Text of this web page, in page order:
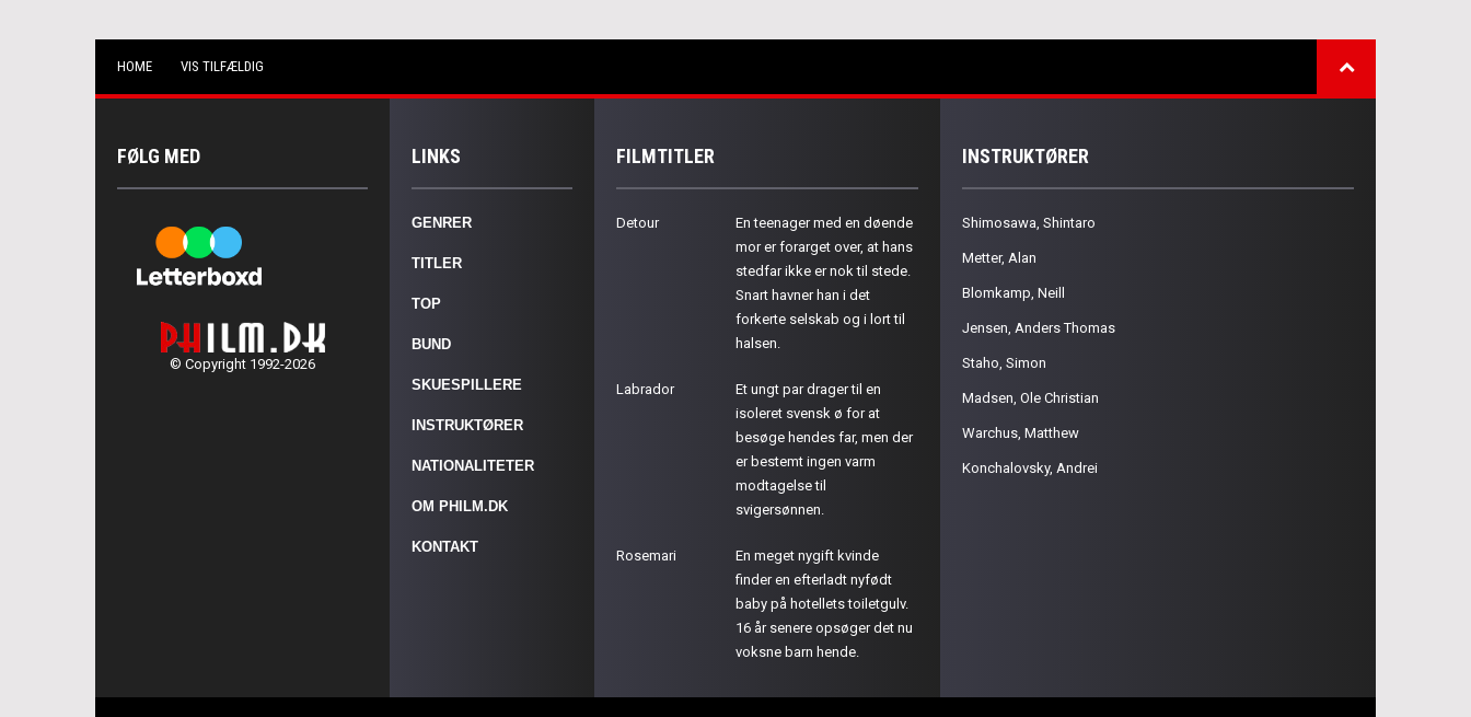
HOME VIS TILFÆLDIG
FØLG MED
© Copyright 1992-2026
LINKS
GENRER
TITLER
TOP
BUND
SKUESPILLERE
INSTRUKTØRER
NATIONALITETER
OM PHILM.DK
KONTAKT
FILMTITLER
Detour
En teenager med en døende
mor er forarget over, at hans
stedfar ikke er nok til stede.
Snart havner han i det
forkerte selskab og i lort til
halsen.
Labrador
Et ungt par drager til en
isoleret svensk ø for at
besøge hendes far, men der
er bestemt ingen varm
modtagelse til
svigersønnen.
Rosemari
En meget nygift kvinde
finder en efterladt nyfødt
baby på hotellets toiletgulv.
16 år senere opsøger det nu
voksne barn hende.
INSTRUKTØRER
Shimosawa, Shintaro
Metter, Alan
Blomkamp, Neill
Jensen, Anders Thomas
Staho, Simon
Madsen, Ole Christian
Warchus, Matthew
Konchalovsky, Andrei